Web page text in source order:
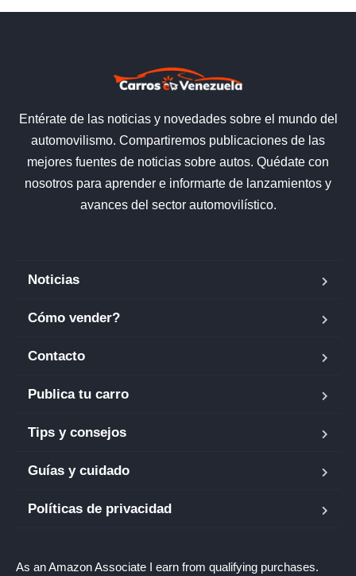
Entérate de las noticias y novedades sobre el mundo del
automovilismo. Compartiremos publicaciones de las
mejores fuentes de noticias sobre autos. Quédate con
nosotros para aprender e informarte de lanzamientos y
avances del sector automovilístico.
Noticias
Cómo vender?
Contacto
Publica tu carro
Tips y consejos
Guías y cuidado
Políticas de privacidad
As an Amazon Associate I earn from qualifying purchases.